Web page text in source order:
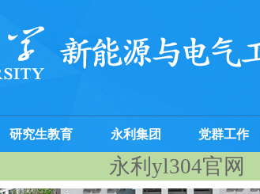
永利yl304官网
研究生教育 永利集团 党群工作